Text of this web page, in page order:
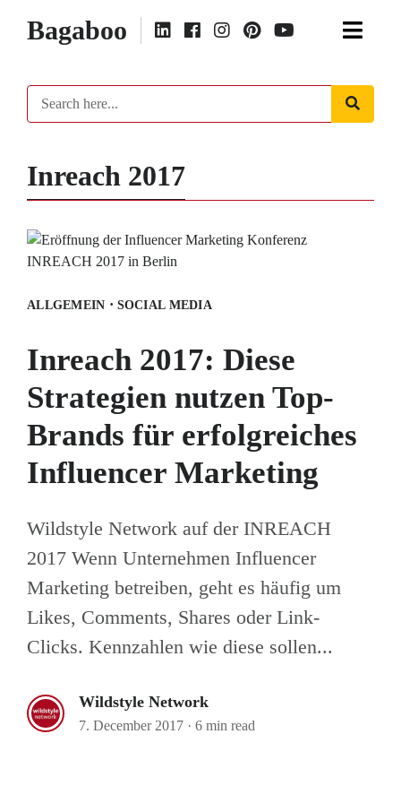
Bagaboo
Inreach 2017
ALLGEMEIN · SOCIAL MEDIA
Inreach 2017: Diese
Strategien nutzen Top-
Brands für erfolgreiches
Influencer Marketing
Wildstyle Network auf der INREACH
2017 Wenn Unternehmen Influencer
Marketing betreiben, geht es häufig um
Likes, Comments, Shares oder Link-
Clicks. Kennzahlen wie diese sollen...
Wildstyle Network
7. December 2017 · 6 min read